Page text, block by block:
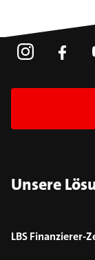
Unsere
LBS Finanzierer-